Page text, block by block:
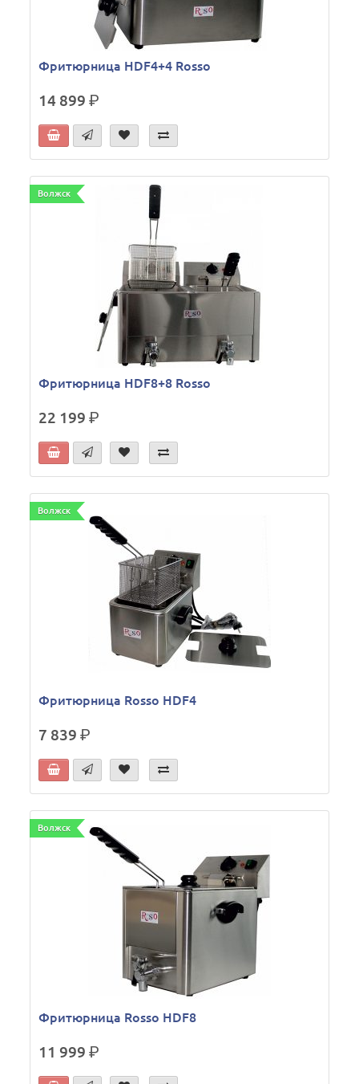
Фритюрница HDF4+4 Rosso
14 899р.
Волжск
Фритюрница HDF8+8 Rosso
22 199р.
Волжск
Фритюрница Rosso HDF4
7 839р.
Волжск
Фритюрница Rosso HDF8
11 999р.